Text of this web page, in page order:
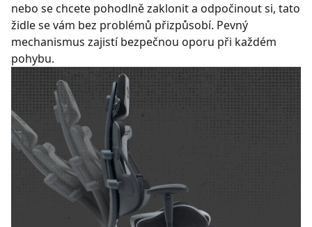
nebo se chcete pohodlně zaklonit a odpočinout si, tato
židle se vám bez problémů přizpůsobí. Pevný
mechanismus zajistí bezpečnou oporu při každém
pohybu.